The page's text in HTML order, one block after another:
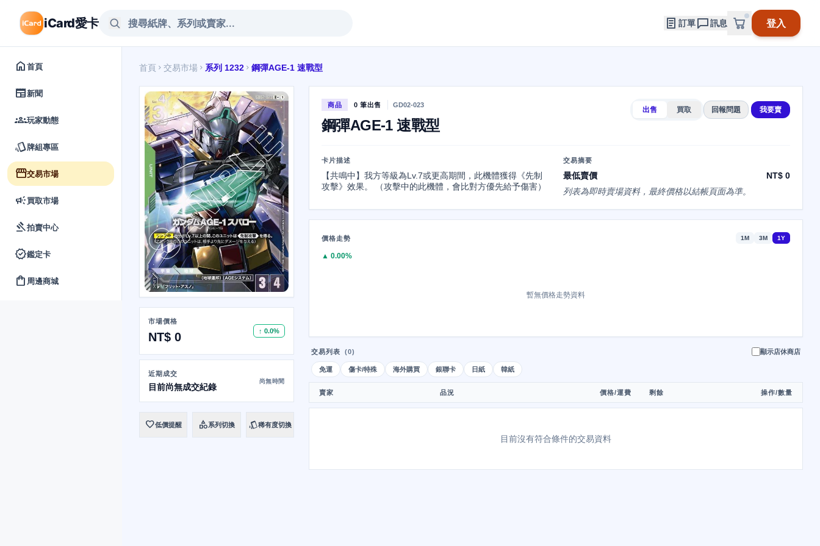
iCard愛卡 訂單 訊息 登入
home首頁
newspaper新聞
groups玩家動態
style牌組專區
storefront交易市場
campaign買取市場
gavel拍賣中心
verified鑑定卡
shopping_bag 周邊商城
首頁 chevron_right 交易市場 chevron_right 系列 1232 chevron_right 鋼彈AGE-1 速戰型
市場價格
NT$ 0 ↑ 0.0%
近期成交
目前尚無成交紀錄
尚無時間
favorite低價提醒 category系列切換 style稀有度切換
商品 0 筆出售 GD02-023
鋼彈AGE-1 速戰型
出售 買取 回報問題 我要賣
卡片描述
【共鳴中】我方等級為Lv.7或更高期間，此機體獲得《先制
攻擊》效果。 （攻擊中的此機體，會比對方優先給予傷害）
交易摘要
最低賣價
NT$ 0
列表為即時賣場資料，最終價格以結帳頁面為準。
價格走勢 1M 3M 1Y
▲ 0.00%
暫無價格走勢資料
交易列表 (0) 顯示店休商店
免運 傷卡/特殊 海外購買 銀聯卡 日紙 韓紙
賣家 品況 價格/運費 剩餘 操作/數量
目前沒有符合條件的交易資料